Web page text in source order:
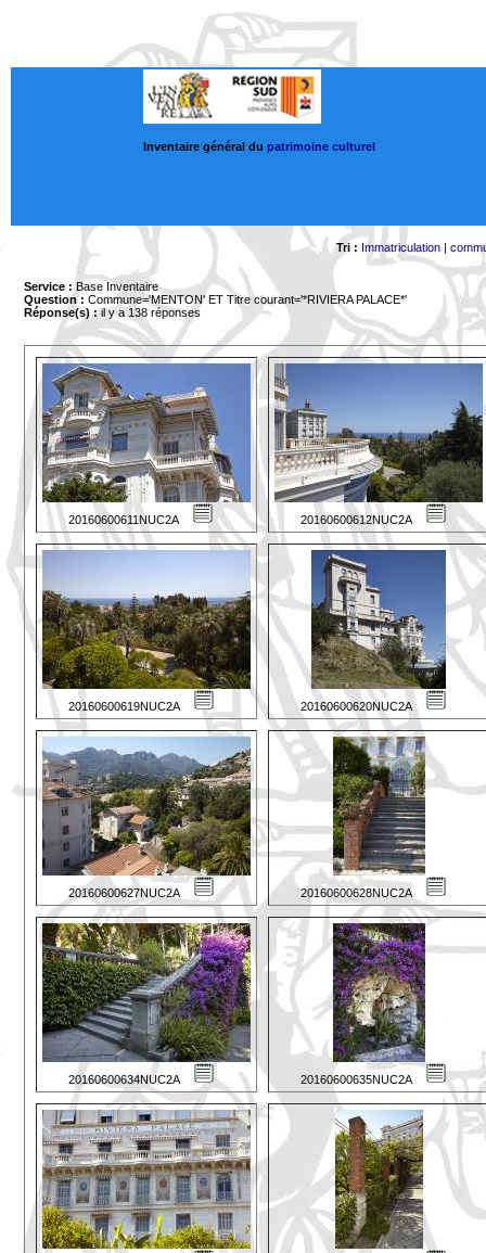
Inventaire général du patrimoine culturel
Tri : Immatriculation|
Service : Base Inventaire
Question : Commune='MENTON' ET Titre courant='*RIVIERA PALACE*'
Réponse(s) :il y a 138 réponses
20160600611NUC2A 20160600612NUC2A
20160600619NUC2A 20160600620NUC2A
20160600627NUC2A 20160600628NUC2A
20160600634NUC2A 20160600635NUC2A